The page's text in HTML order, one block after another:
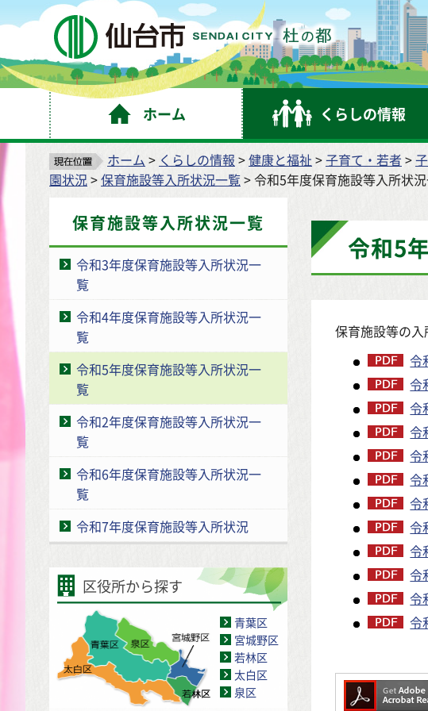
仙台市
ホーム くらしの情報
ホーム > くらしの情報 >健康と福祉 >子育て・若者 >
園状況>保育施設等入所状況一覧> 令和5年度保育施設等入所状
保育施設等入所状況一覧
令和3年度保育施設等入所状況一
覧
令和4年度保育施設等入所状況一
覧
令和5年度保育施設等入所状況一
覧
令和2年度保育施設等入所状況一
覧
令和6年度保育施設等入所状況一
覧
令和7年度保育施設等入所状況
区役所から探す
青葉区
宮城野区
若林区
太白区
泉区
令和5
保育施設等の入
令
令
令
令
令
令
令
令
令
令
令
令